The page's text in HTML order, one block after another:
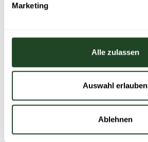
Marketing
Alle zulassen
Auswahl erlauben
Ablehnen